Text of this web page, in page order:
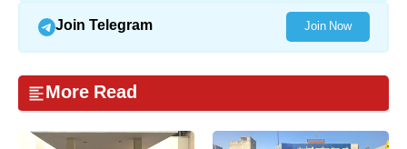
Join Telegram Join Now
More Read